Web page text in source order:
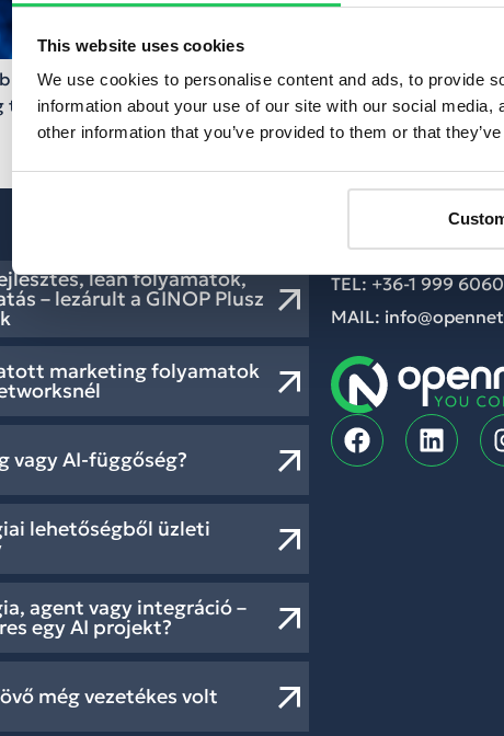
This website uses cookies
We use cookies to personalise content and ads, to provide
information about your use of our site with our social
other information that you’ve provided to them or that
hálózatba kötött elektronikus eszköz válik elérhetővé,
tisztázva.
lean folyamatok,
– lezárult a GINOP Plusz
marketing folyamatok
vagy AI-függőség?
lehetőségből üzleti
agent vagy integráció –
egy AI projekt?
még vezetékes volt
TEL: +36-1 999 6060
MAIL: